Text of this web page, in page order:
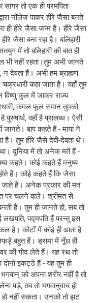
सागर तो एक ही परमपिता
नॉलेज पाकर हीरे जैसा बनते
ही हीरे जैसा जन्म है। हीरे जैसा
जैसा बना रहा है। बलिहारी
में तो बलिहारी की बात ही
भी नहीं रहता।तुम अभी जानते
देवता हैं। अभी हम ब्राह्मण
कहा जाता है। यहाँ तुम
विष्णु कुल में जाकर राज्य
कमल फूल समान तुमको
पुरुषार्थ, वहाँ है प्रालब्ध। ऐसी
जानते। बाप कहते हैं - माया ने
है। तुम हीरे जैसे देवी-देवता थे।
दुनिया में तो अनेक मतें हैं -
कहते। कोई कहते हैं मनुष्य
हैं। कोई कहते हैं कि जैसा
हैं। अनेक प्रकार की मत
पर चलने वाले। श्रीमत से
है। तुम ही जानते हो, सब तो
पद्मपति हैं परन्तु इस
है। कोटों में कोई ही आता है
बहुत हैं। ड्रामा में नूँध ही
की गोद लेते हैं। यह रथ तो
दोनों इकट्ठे हैं - यह तुम ही
को अपना शरीर नहीं है तो
पड़े, तब तो भगवानुवाच हो
हो नहीं सकता। उनको तो झट